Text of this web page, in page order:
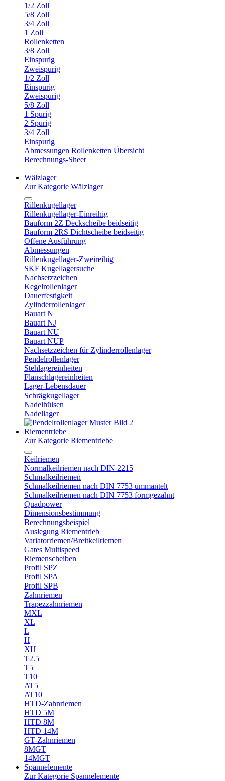
1/2 Zoll
5/8 Zoll
3/4 Zoll
1 Zoll
Rollenketten
3/8 Zoll
Einspurig
Zweispurig
1/2 Zoll
Einspurig
Zweispurig
5/8 Zoll
1 Spurig
2 Spurig
3/4 Zoll
Einspurig
Abmessungen Rollenketten Übersicht
Berechnungs-Sheet
Wälzlager
Zur Kategorie Wälzlager
Rillenkugellager
Rillenkugellager-Einreihig
Bauform 2Z Deckscheibe beidseitig
Bauform 2RS Dichtscheibe beidseitig
Offene Ausführung
Abmessungen
Rillenkugellager-Zweireihig
SKF Kugellagersuche
Nachsetzzeichen
Kegelrollenlager
Dauerfestigkeit
Zylinderrollenlager
Bauart N
Bauart NJ
Bauart NU
Bauart NUP
Nachsetzzeichen für Zylinderrollenlager
Pendelrollenlager
Stehlagereinheiten
Flanschlagereinheiten
Lager-Lebensdauer
Schrägkugellager
Nadelhülsen
Nadellager
Riementriebe
Zur Kategorie Riementriebe
Keilriemen
Normalkeilriemen nach DIN 2215
Schmalkeilriemen
Schmalkeilriemen nach DIN 7753 ummantelt
Schmalkeilriemen nach DIN 7753 formgezahnt
Quadpower
Dimensionsbestimmung
Berechnungsbeispiel
Auslegung Riementrieb
Variatorriemen/Breitkeilriemen
Gates Multispeed
Riemenscheiben
Profil SPZ
Profil SPA
Profil SPB
Zahnriemen
Trapezzahnriemen
MXL
XL
L
H
XH
T2.5
T5
T10
AT5
AT10
HTD-Zahnriemen
HTD 5M
HTD 8M
HTD 14M
GT-Zahnriemen
8MGT
14MGT
Spannelemente
Zur Kategorie Spannelemente